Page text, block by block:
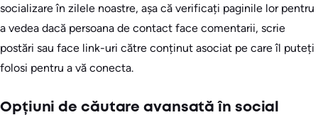
socializare în zilele noastre, așa că verificați paginile lor pentru
a vedea dacă persoana de contact face comentarii, scrie
postări sau face link-uri către conținut asociat pe care îl puteți
folosi pentru a vă conecta.
Opțiuni de căutare avansată în social